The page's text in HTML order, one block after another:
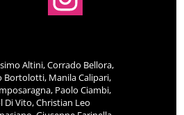
Altini, Corrado Bellora,
Bortolotti, Manila Calipari,
Paolo Ciambi,
Di Vito, Christian Leo